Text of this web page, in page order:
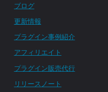
ブログ
更新情報
プラグイン事例紹介
アフィリエイト
プラグイン販売代行
リリースノート